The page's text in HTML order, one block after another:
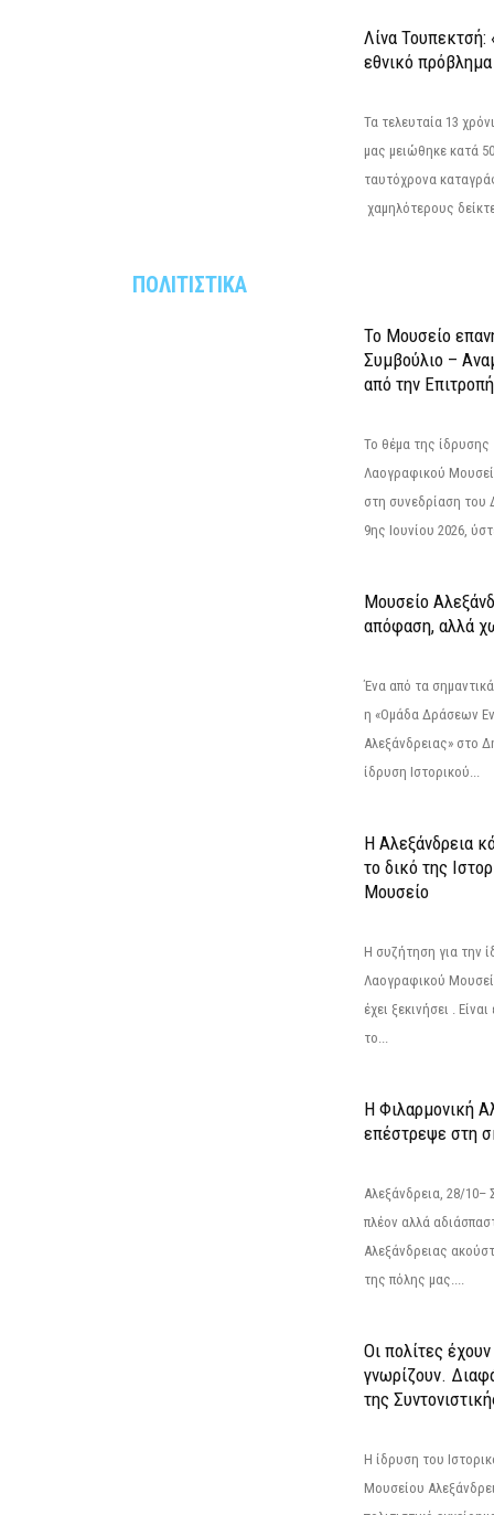
Λίνα Τουπεκτσή:
εθνικό πρόβλημα
Τα τελευταία 13
μας μειώθηκε κατά
ταυτόχρονα
χαμηλότερους
ΠΟΛΙΤΙΣΤΙΚΑ
Το Μουσείο
Συμβούλιο –
από την Επιτροπή
Το θέμα της ίδρυσης
Λαογραφικού
στη συνεδρίαση του
9ης Ιουνίου 2026,
Μουσείο
απόφαση, αλλά
Ένα από τα
η «Ομάδα Δράσεων
Αλεξάνδρειας» στο
ίδρυση Ιστορικού...
Η Αλεξάνδρεια
το δικό της
Μουσείο
Η συζήτηση για την
Λαογραφικού
έχει ξεκινήσει .
το...
Η Φιλαρμονική
επέστρεψε στη
Αλεξάνδρεια, 28/
πλέον αλλά
Αλεξάνδρειας
της πόλης μας....
Οι πολίτες
γνωρίζουν.
της
Η ίδρυση του
Μουσείου